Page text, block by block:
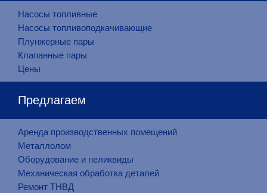
Насосы топливные
Насосы топливоподкачивающие
Плунжерные пары
Клапанные пары
Цены
Предлагаем
Аренда производственных помещений
Металлолом
Оборудование и неликвиды
Механическая обработка деталей
Ремонт ТНВД